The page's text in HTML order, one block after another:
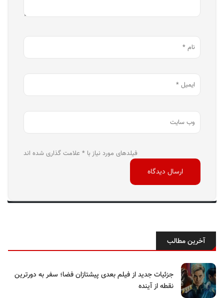
فیلدهای مورد نیاز با * علامت گذاری شده اند
آخرین مطالب
جزئیات جدید از فیلم بعدی پیشتازان فضا؛ سفر به دورترین
نقطه از آینده